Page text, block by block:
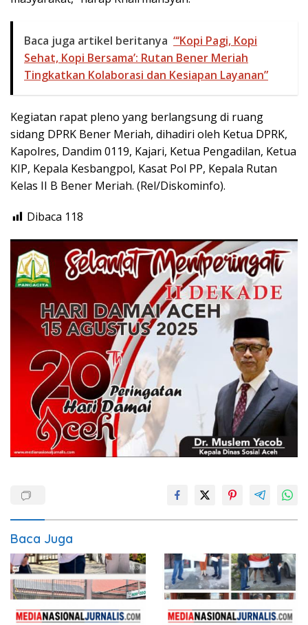
Baca juga artikel beritanya “‘Kopi Pagi, Kopi
Sehat, Kopi Bersama’: Rutan Bener Meriah
Tingkatkan Kolaborasi dan Kesiapan Layanan”
Kegiatan rapat pleno yang berlangsung di ruang
sidang DPRK Bener Meriah, dihadiri oleh Ketua DPRK,
Kapolres, Dandim 0119, Kajari, Ketua Pengadilan, Ketua
KIP, Kepala Kesbangpol, Kasat Pol PP, Kepala Rutan
Kelas II B Bener Meriah. (Rel/Diskominfo).
Dibaca 118
Baca Juga